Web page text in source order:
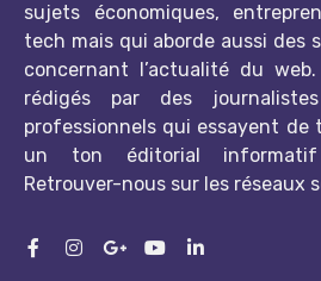
sujets économiques,
tech mais qui aborde aussi des
concernant l’actualité du
rédigés par des
professionnels qui essayent de
un ton éditorial
Retrouver-nous sur les réseaux